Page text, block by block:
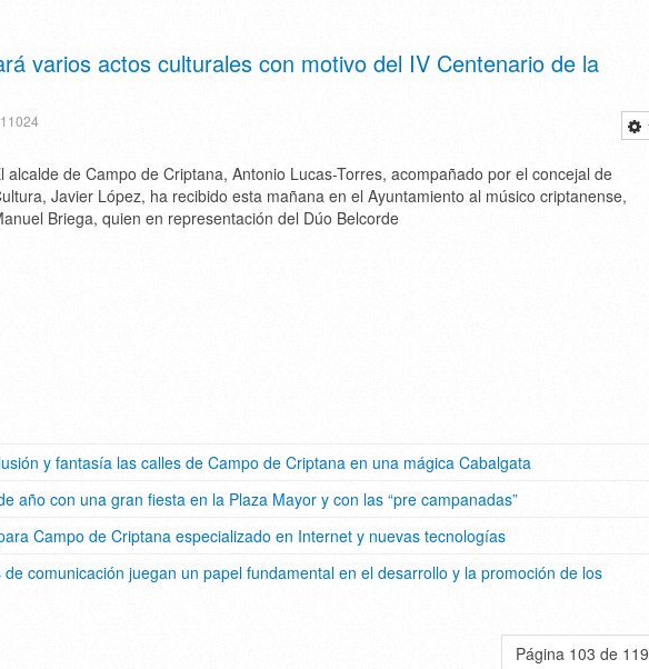
varios actos culturales con motivo del IV Centenario de la
11024
alcalde de Campo de Criptana, Antonio Lucas-Torres, acompañado por el concejal de
Javier López, ha recibido esta mañana en el Ayuntamiento al músico criptanense,
Briega, quien en representación del Dúo Belcorde
y fantasía las calles de Campo de Criptana en una mágica Cabalgata
año con una gran fiesta en la Plaza Mayor y con las “pre campanadas”
Campo de Criptana especializado en Internet y nuevas tecnologías
comunicación juegan un papel fundamental en el desarrollo y la promoción de los
Página 103 de 119